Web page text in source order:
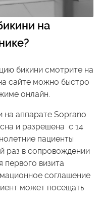
на
?
бикини смотрите на
сайте можно быстро
онлайн.
на аппарате Soprano
и разрешена с 14
пациенты
раз в сопровождении
первого визита
соглашение
может посещать